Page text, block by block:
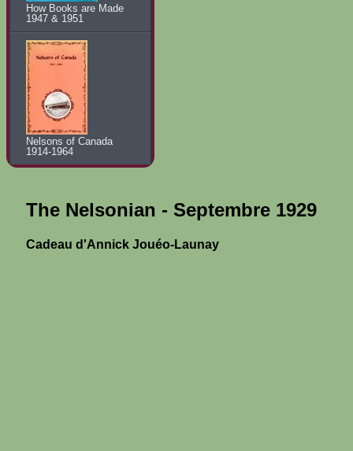
How Books are Made
1947 & 1951
Nelsons of Canada
1914-1964
The Nelsonian - Septembre 1929
Cadeau d'Annick Jouéo-Launay